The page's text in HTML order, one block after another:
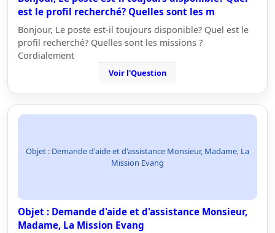
est le profil recherché? Quelles sont les m
Bonjour, Le poste est-il toujours disponible? Quel est le
profil recherché? Quelles sont les missions ?
Cordialement
Voir l'Question
Objet : Demande d'aide et d'assistance Monsieur, Madame, La
Mission Evang
Objet : Demande d'aide et d'assistance Monsieur,
Madame, La Mission Evang